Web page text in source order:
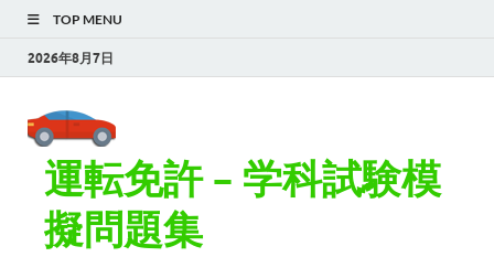
TOP MENU
2026年8月7日
運転免許 – 学科試験模
擬問題集